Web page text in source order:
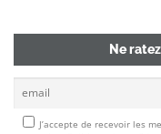
Ne
J’accepte de recevoir les